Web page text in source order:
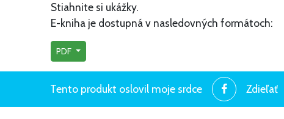
Stiahnite si ukážky.
E-kniha je dostupná v nasledovných formátoch:
PDF
Tento produkt oslovil moje srdce Zdieľať